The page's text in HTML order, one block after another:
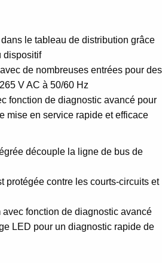
le tableau de distribution grâce
dispositif
de nombreuses entrées pour des
V AC à 50/60 Hz
fonction de diagnostic avancé pour
mise en service rapide et efficace
découple la ligne de bus de
protégée contre les courts-circuits et
avec fonction de diagnostic avancé
LED pour un diagnostic rapide de